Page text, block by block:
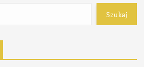
Szukaj